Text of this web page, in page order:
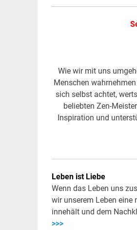
Wie wir mit uns
Menschen
sich selbst achtet,
beliebten Zen-
Inspiration und
Leben ist Liebe
Wenn das Leben uns
wir unserem Leben eine
innehält und dem
>>>